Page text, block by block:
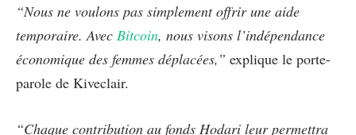
“Nous ne voulons pas simplement offrir une aide
temporaire. Avec Bitcoin, nous visons l’indépendance
économique des femmes déplacées,” explique le porte-
parole de Kiveclair.
“Chaque contribution au fonds Hodari leur permettra